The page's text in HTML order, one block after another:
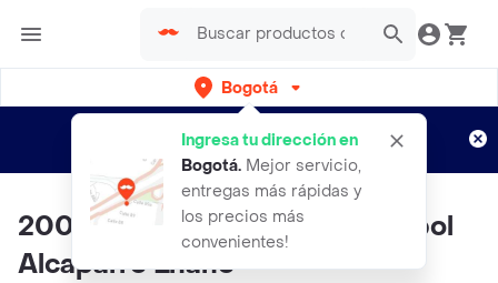
Bogotá
Ingresa tu dirección en
Bogotá. Mejor servicio,
entregas más rápidas y
los precios más
convenientes!
envíos gratis por semanas
Aplican TyC
200 Semillas Orgánicas De Árbol
Alcaparro Enano